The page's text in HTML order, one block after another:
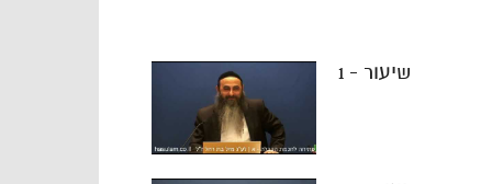
שיעור - 1